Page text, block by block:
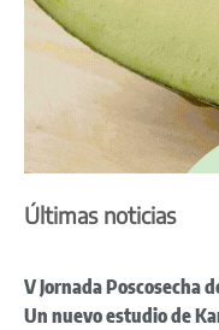
Últimas noticias
V Jornada Poscosecha
Un nuevo estudio de